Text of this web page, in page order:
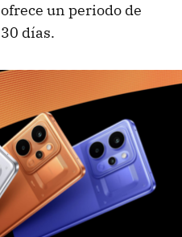
un periodo de
días.